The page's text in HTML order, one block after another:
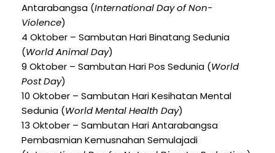
Antarabangsa (International Day of Non-
Violence)
4 Oktober – Sambutan Hari Binatang Sedunia
(World Animal Day)
9 Oktober – Sambutan Hari Pos Sedunia (World
Post Day)
10 Oktober – Sambutan Hari Kesihatan Mental
Sedunia (World Mental Health Day)
13 Oktober – Sambutan Hari Antarabangsa
Pembasmian Kemusnahan Semulajadi